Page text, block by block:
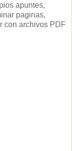
apuntes,
paginas,
con archivos PDF